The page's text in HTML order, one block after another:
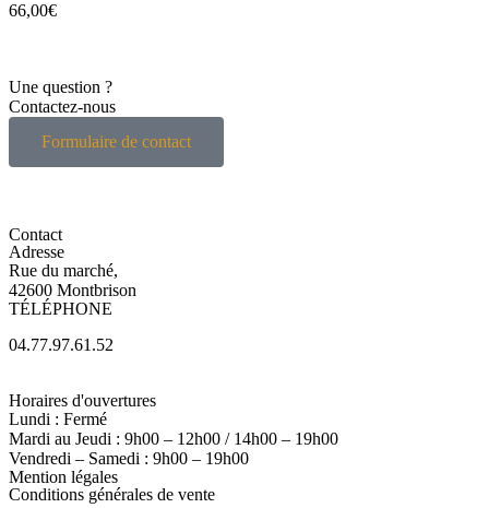
66,00€
Une question ?
Contactez-nous
Formulaire de contact
Contact
Adresse
Rue du marché,
42600 Montbrison
TÉLÉPHONE
04.77.97.61.52
Horaires d'ouvertures
Lundi : Fermé
Mardi au Jeudi : 9h00 – 12h00 / 14h00 – 19h00
Vendredi – Samedi : 9h00 – 19h00
Mention légales
Conditions générales de vente